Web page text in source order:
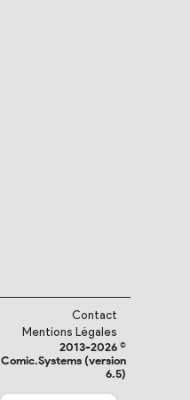
Contact
Mentions Légales
2013-2026 ©
Comic.Systems (version
6.5)